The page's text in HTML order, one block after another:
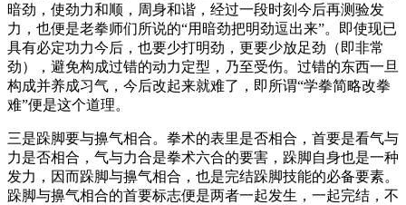
暗劲，使劲力和顺，周身和谐，经过一段时刻今后再测验发
力，也便是老拳师们所说的“用暗劲把明劲逗出来”。即使现已
具有必定功力今后，也要少打明劲，更要少放足劲（即非常
劲），避免构成过错的动力定型，乃至受伤。过错的东西一旦
构成并养成习气，今后改起来就难了，即所谓“学拳简略改拳
难”便是这个道理。
三是跺脚要与擤气相合。拳术的表里是否相合，首要是看气与
力是否相合，气与力合是拳术六合的要害，跺脚自身也是一种
发力，因而跺脚与擤气相合，也是完结跺脚技能的必备要素。
跺脚与擤气相合的首要标志便是两者一起发生，一起完结，不